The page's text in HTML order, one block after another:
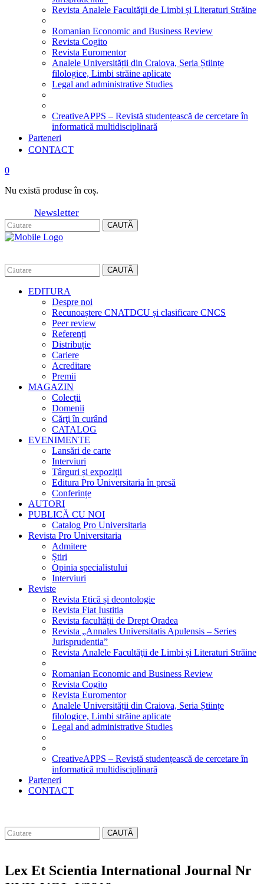
Revista Analele Facultăţii de Limbi și Literaturi Străine
Romanian Economic and Business Review
Revista Cogito
Revista Euromentor
Analele Universității din Craiova, Seria Științe
filologice, Limbi străine aplicate
Legal and administrative Studies
CreativeAPPS – Revistă studențească de cercetare în
informatică multidisciplinară
Parteneri
CONTACT
0
Nu există produse în coș.
Newsletter
CAUTĂ
CAUTĂ
EDITURA
Despre noi
Recunoaștere CNATDCU și clasificare CNCS
Peer review
Referenți
Distribuție
Cariere
Acreditare
Premii
MAGAZIN
Colecții
Domenii
Cărţi în curând
CATALOG
EVENIMENTE
Lansări de carte
Interviuri
Târguri și expoziții
Editura Pro Universitaria în presă
Conferințe
AUTORI
PUBLICĂ CU NOI
Catalog Pro Universitaria
Revista Pro Universitaria
Admitere
Știri
Opinia specialistului
Interviuri
Reviste
Revista Etică și deontologie
Revista Fiat Iustitia
Revista facultății de Drept Oradea
Revista „Annales Universitatis Apulensis – Series
Jurisprudentia”
Revista Analele Facultăţii de Limbi și Literaturi Străine
Romanian Economic and Business Review
Revista Cogito
Revista Euromentor
Analele Universității din Craiova, Seria Științe
filologice, Limbi străine aplicate
Legal and administrative Studies
CreativeAPPS – Revistă studențească de cercetare în
informatică multidisciplinară
Parteneri
CONTACT
CAUTĂ
Lex Et Scientia International Journal Nr